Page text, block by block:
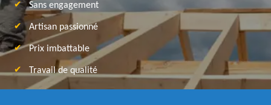
Sans engagement
Artisan passionné
Prix imbattable
Travail de qualité